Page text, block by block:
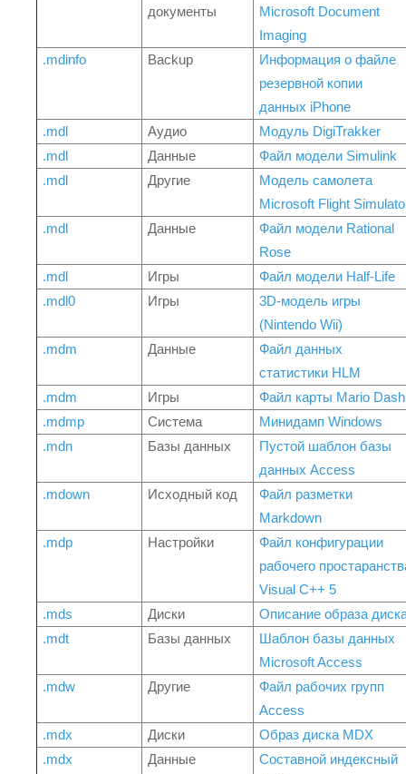
документы
Microsoft Document
Imaging
.mdinfo
Backup
Информация о файле
резервной копии
данных iPhone
.mdl
Аудио
Модуль DigiTrakker
.mdl
Данные
Файл модели Simulink
.mdl
Другие
Модель самолета
Microsoft Flight
.mdl
Данные
Файл модели Rational
Rose
.mdl
Игры
Файл модели Half-Life
.mdl0
Игры
3D-модель игры
(Nintendo Wii)
.mdm
Данные
Файл данных
статистики HLM
.mdm
Игры
Файл карты Mario Dash
.mdmp
Система
Минидамп Windows
.mdn
Базы данных
Пустой шаблон базы
данных Access
.mdown
Исходный код
Файл разметки
Markdown
.mdp
Настройки
Файл конфигурации
рабочего
Visual C++ 5
.mds
Диски
Описание образа
.mdt
Базы данных
Шаблон базы данных
Microsoft Access
.mdw
Другие
Файл рабочих групп
Access
.mdx
Диски
Образ диска MDX
.mdx
Данные
Составной индексный